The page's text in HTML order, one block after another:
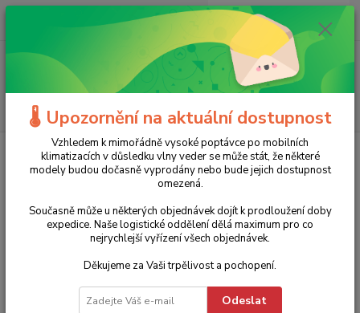
(Po-Ne, 8-20 hod.)
ks
0 Kč
Elektrické nářadí Elektrické brusky Příslušenství
Řezný
kotouč na nerez a ocel Hells Bells - 125 / 1,6
Řezný kotouč na nerez a ocel
Hells Bells - 125 / 1,6
🌡️ Upozornění na aktuální dostupnost
Vzhledem k mimořádně vysoké poptávce po mobilních
klimatizacích v důsledku vlny veder se může stát, že některé
modely budou dočasně vyprodány nebo bude jejich dostupnost
omezená.
Současně může u některých objednávek dojít k prodloužení doby
expedice. Naše logistické oddělení dělá maximum pro co
nejrychlejší vyřízení všech objednávek.
Děkujeme za Vaši trpělivost a pochopení.
Odeslat